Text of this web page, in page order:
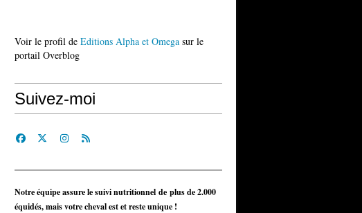
Voir le profil de Editions Alpha et Omega sur le
portail Overblog
Suivez-moi
Notre équipe assure le suivi nutritionnel de plus de 2.000
équidés, mais votre cheval est et reste unique !